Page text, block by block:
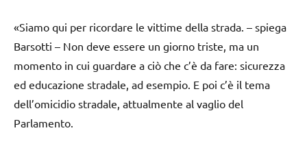
«Siamo qui per ricordare le vittime della strada. – spiega
Barsotti – Non deve essere un giorno triste, ma un
momento in cui guardare a ciò che c’è da fare: sicurezza
ed educazione stradale, ad esempio. E poi c’è il tema
dell’omicidio stradale, attualmente al vaglio del
Parlamento.